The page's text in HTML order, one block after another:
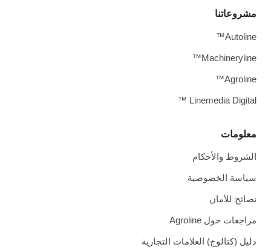
معلومات
الشروط والأحكام
سياسة الخصوصية
نصائح للأمان
مراجعات حول Agroline
دليل (كتالوج) العلامات التجارية
مشروعاتنا
Autoline™
Machineryline™
Agroline™
Linemedia Digital ™